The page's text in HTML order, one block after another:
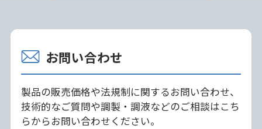
お問い合わせ
製品の販売価格や法規制に関するお問い合わせ、
技術的なご質問や調製・調液などのご相談はこち
らからお問い合わせください。